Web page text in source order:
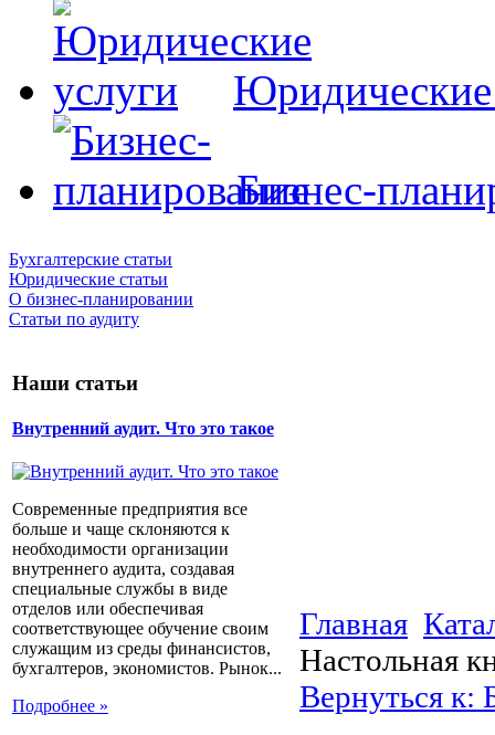
Юридические
Бизнес-
Бухгалтерские статьи
Юридические статьи
О бизнес-планировании
Статьи по аудиту
Наши статьи
Внутренний аудит. Что это такое
Современные предприятия все
больше и чаще склоняются к
необходимости организации
внутреннего аудита, создавая
специальные службы в виде
отделов или обеспечивая
соответствующее обучение своим
служащим из среды финансистов,
бухгалтеров, экономистов. Рынок...
Подробнее »
Главная
Настольная
Вернуться к: